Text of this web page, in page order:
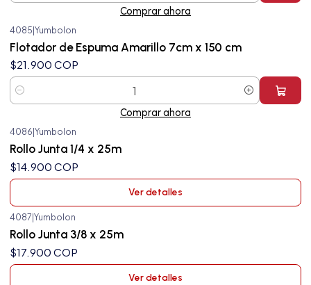
Comprar ahora
4085 Yumbolon
Flotador de Espuma Amarillo 7cm x 150 cm
$21.900 COP
Cantidad
Comprar ahora
Agotado
4086 Yumbolon
Rollo Junta 1/4 x 25m
$14.900 COP
Ver detalles
Agotado
4087 Yumbolon
Rollo Junta 3/8 x 25m
$17.900 COP
Ver detalles